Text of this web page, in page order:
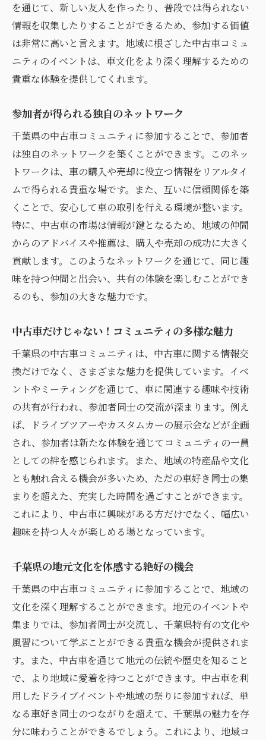
を通じて、新しい友人を作ったり、普段では得られない
情報を収集したりすることができるため、参加する価値
は非常に高いと言えます。地域に根ざした中古車コミュ
ニティのイベントは、車文化をより深く理解するための
貴重な体験を提供してくれます。
参加者が得られる独自のネットワーク
千葉県の中古車コミュニティに参加することで、参加者
は独自のネットワークを築くことができます。このネッ
トワークは、車の購入や売却に役立つ情報をリアルタイ
ムで得られる貴重な場です。また、互いに信頼関係を築
くことで、安心して車の取引を行える環境が整います。
特に、中古車の市場は情報が鍵となるため、地域の仲間
からのアドバイスや推薦は、購入や売却の成功に大きく
貢献します。このようなネットワークを通じて、同じ趣
味を持つ仲間と出会い、共有の体験を楽しむことができ
るのも、参加の大きな魅力です。
中古車だけじゃない！コミュニティの多様な魅力
千葉県の中古車コミュニティは、中古車に関する情報交
換だけでなく、さまざまな魅力を提供しています。イベ
ントやミーティングを通じて、車に関連する趣味や技術
の共有が行われ、参加者同士の交流が深まります。例え
ば、ドライブツアーやカスタムカーの展示会などが企画
され、参加者は新たな体験を通じてコミュニティの一員
としての絆を感じられます。また、地域の特産品や文化
とも触れ合える機会が多いため、ただの車好き同士の集
まりを超えた、充実した時間を過ごすことができます。
これにより、中古車に興味がある方だけでなく、幅広い
趣味を持つ人々が楽しめる場となっています。
千葉県の地元文化を体感する絶好の機会
千葉県の中古車コミュニティに参加することで、地域の
文化を深く理解することができます。地元のイベントや
集まりでは、参加者同士が交流し、千葉県特有の文化や
風習について学ぶことができる貴重な機会が提供されま
す。また、中古車を通じて地元の伝統や歴史を知ること
で、より地域に愛着を持つことができます。中古車を利
用したドライブイベントや地域の祭りに参加すれば、単
なる車好き同士のつながりを超えて、千葉県の魅力を存
分に味わうことができるでしょう。これにより、地域コ